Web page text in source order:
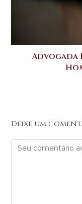
Advogada
Deixe um